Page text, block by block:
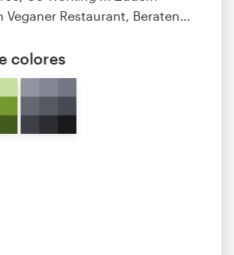
Veganer Restaurant, Beraten
colores